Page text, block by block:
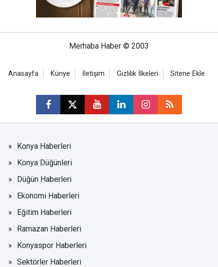
Merhaba Haber © 2003
Anasayfa Künye İletişim Gizlilik İlkeleri Sitene Ekle
Konya Haberleri
Konya Düğünleri
Düğün Haberleri
Ekonomi Haberleri
Eğitim Haberleri
Ramazan Haberleri
Konyaspor Haberleri
Sektörler Haberleri